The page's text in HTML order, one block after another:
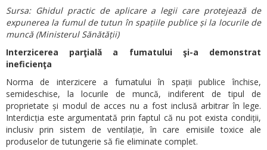
Sursa: Ghidul practic de aplicare a legii care protejează de
expunerea la fumul de tutun în spațiile publice și la locurile de
muncă (Ministerul Sănătății)
Interzicerea parţială a fumatului şi-a demonstrat
ineficienţa
Norma de interzicere a fumatului în spații publice închise,
semideschise, la locurile de muncă, indiferent de tipul de
proprietate și modul de acces nu a fost inclusă arbitrar în lege.
Interdicția este argumentată prin faptul că nu pot exista condiții,
inclusiv prin sistem de ventilație, în care emisiile toxice ale
produselor de tutungerie să fie eliminate complet.